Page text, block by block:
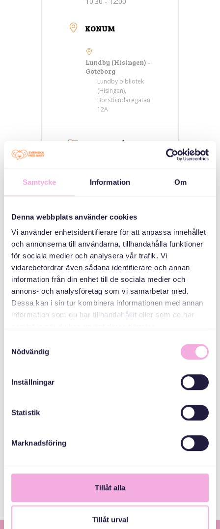
Samtycke Information Om
Denna webbplats använder cookies
Vi använder enhetsidentifierare för att anpassa innehållet
och annonserna till användarna, tillhandahålla funktioner
för sociala medier och analysera vår trafik. Vi
vidarebefordrar även sådana identifierare och annan
information från din enhet till de sociala medier och
annons- och analysföretag som vi samarbetar med.
Dessa kan i sin tur kombinera informationen med annan
information som du har tillhandahållit eller som de har
Nödvändig
Inställningar
Statistik
Marknadsföring
Tillåt alla
Tillåt urval
KONUM
Lundby (Hisingen) -
Göteborg
Lundby bibliotek
(Hisingen),
Borstbindaregatan
12A
KATEGORILER
toplantıları
Svenska med baby